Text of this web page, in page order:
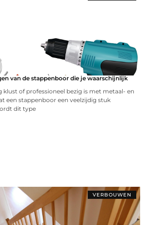
van de stappenboor die je waarschijnlijk
klust of professioneel bezig is met metaal- en
een stappenboor een veelzijdig stuk
dit type
VERBOUWEN